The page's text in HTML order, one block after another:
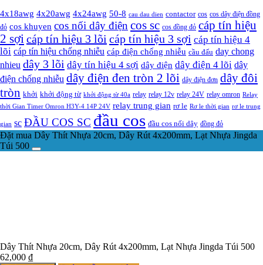
4x18awg 4x20awg 4x24awg 50-8 cau dau dien contactor cos cos dây điện đồng
đỏ cos khuyen cos nối dây điện cos sc cos đồng đỏ cáp tín hiệu
2 sợi cáp tín hiệu 3 lõi cáp tín hiệu 3 sợi cáp tín hiệu 4
lõi cáp tín hiệu chống nhiễu cáp điện chống nhiễu cầu đấu day chong
nhieu dây 3 lõi dây tín hiệu 4 sợi dây điện dây điện 4 lõi dây
điện chống nhiễu dây điện đen tròn 2 lõi dây điện đơn dây đôi
tròn khởi khởi động từ khởi động từ 40a relay relay 12v relay 24V relay omron Relay
thời Gian Timer Omron H3Y-4 14P 24V relay trung gian rơ le Rơ le thời gian rơ le trung
gian sc ĐẦU COS SC đầu cos đầu cos nối dây đồng đỏ
Đặt mua Dây Thít Nhựa 20cm, Dây Rút 4x200mm, Lạt Nhựa Jingda
Túi 500
Dây Thít Nhựa 20cm, Dây Rút 4x200mm, Lạt Nhựa Jingda Túi 500
62,000 ₫